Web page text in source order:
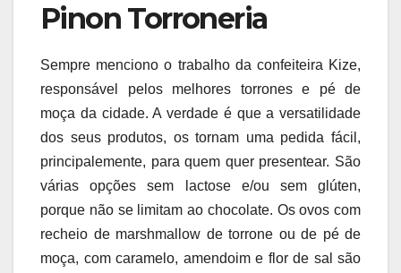
Pinon Torroneria
Sempre menciono o trabalho da confeiteira Kize,
responsável pelos melhores torrones e pé de
moça da cidade. A verdade é que a versatilidade
dos seus produtos, os tornam uma pedida fácil,
principalemente, para quem quer presentear. São
várias opções sem lactose e/ou sem glúten,
porque não se limitam ao chocolate. Os ovos com
recheio de marshmallow de torrone ou de pé de
moça, com caramelo, amendoim e flor de sal são